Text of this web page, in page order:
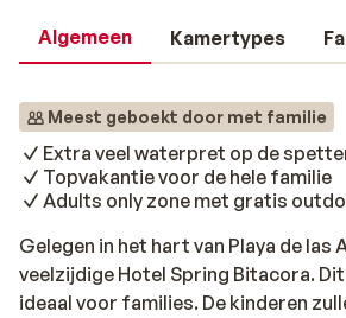
Algemeen Kamertypes
Meest geboekt door met familie
Extra veel waterpret op de
Topvakantie voor de hele familie
Adults only zone met gratis
Gelegen in het hart van Playa de las
veelzijdige Hotel Spring Bitacora.
ideaal voor families. De kinderen